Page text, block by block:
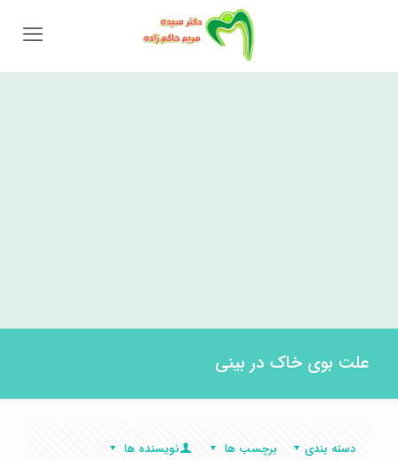
علت بوی خاک در بینی
دسته بندی برچسب ها
نویسنده ها